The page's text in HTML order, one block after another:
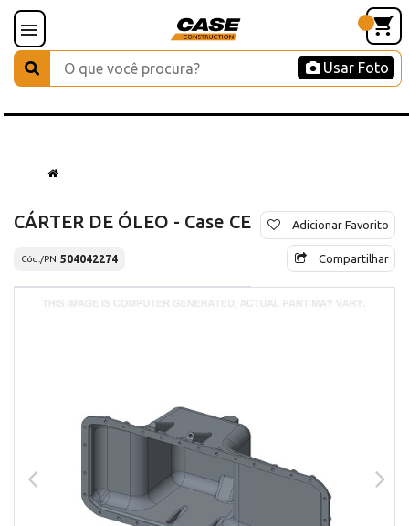
Usar Foto
CÁRTER DE ÓLEO - Case CE
Cód./PN 504042274
Adicionar Favorito
Compartilhar